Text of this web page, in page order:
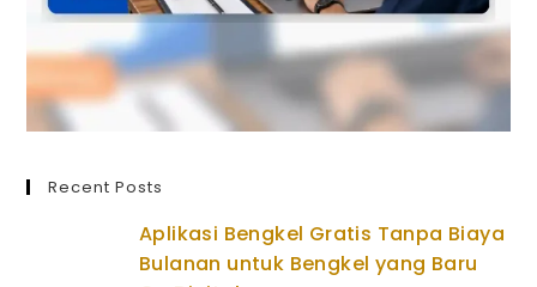
Recent Posts
Aplikasi Bengkel Gratis Tanpa Biaya
Bulanan untuk Bengkel yang Baru